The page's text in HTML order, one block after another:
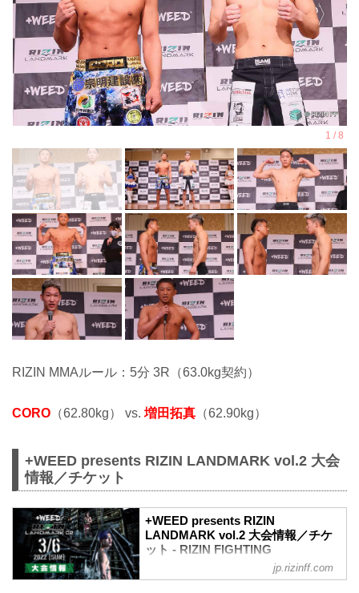
RIZIN MMAルール：5分 3R（63.0kg契約）
CORO （62.80kg） vs. 増田拓真 （62.90kg）
+WEED presents RIZIN LANDMARK vol.2 大会
情報／チケット
+WEED presents RIZIN
LANDMARK vol.2 大会情報／チケ
ット - RIZIN FIGHTING
FEDERATION オフィシャルサイト
jp.rizinff.com